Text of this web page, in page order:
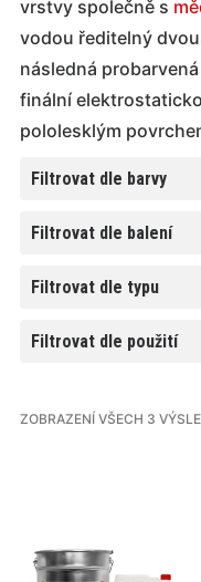
vrstvy společně s
vodou ředitelný
následná
finální
pololesklým
Filtrovat dle barvy
Filtrovat dle balení
Filtrovat dle typu
Filtrovat dle použití
ZOBRAZENÍ VŠECH 3
variant.
Varianty